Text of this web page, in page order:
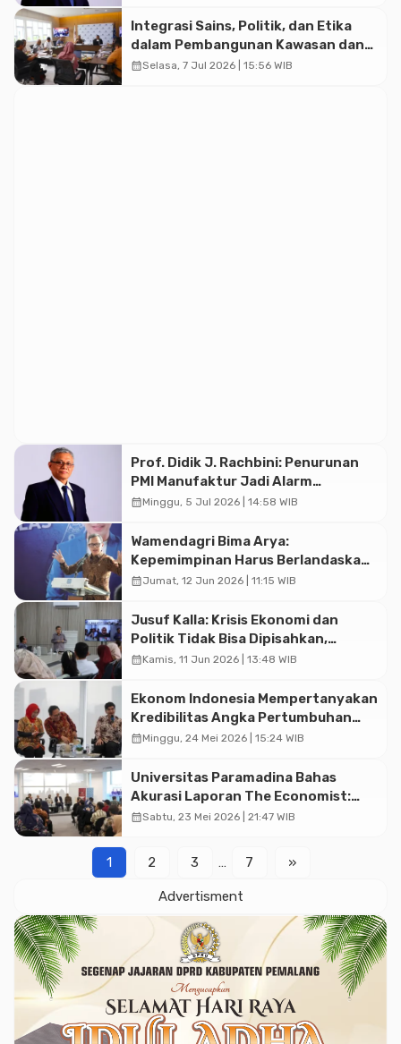
Integrasi Sains, Politik, dan Etika
dalam Pembangunan Kawasan dan
Tata Kelola Batas-Batas Ekologis di
calendar_monthSelasa, 7 Jul 2026 | 15:56 WIB
Prof. Didik J. Rachbini: Penurunan
PMI Manufaktur Jadi Alarm
Melemahnya Industri Nasional
calendar_monthMinggu, 5 Jul 2026 | 14:58 WIB
Wamendagri Bima Arya:
Kepemimpinan Harus Berlandaskan
Nilai, Mencicil Harapan, dan Merawat
calendar_monthJumat, 12 Jun 2026 | 11:15 WIB
Jusuf Kalla: Krisis Ekonomi dan
Politik Tidak Bisa Dipisahkan,
Universitas Harus Hadir Memberikan
calendar_monthKamis, 11 Jun 2026 | 13:48 WIB
Ekonom Indonesia Mempertanyakan
Kredibilitas Angka Pertumbuhan
5,61%: Tumbuh Tapi Rapuh
calendar_monthMinggu, 24 Mei 2026 | 15:24 WIB
Universitas Paramadina Bahas
Akurasi Laporan The Economist:
Apakah Indonesia Menuju Jurang?
calendar_monthSabtu, 23 Mei 2026 | 21:47 WIB
1 2 3 … 7 »
Advertisment